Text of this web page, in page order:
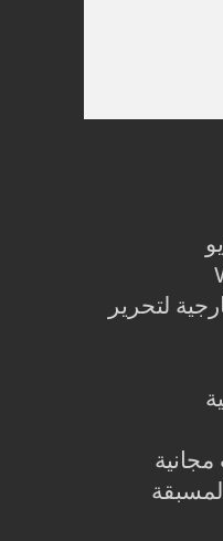
لتحرير
إعدادات Lightroom المسبقة